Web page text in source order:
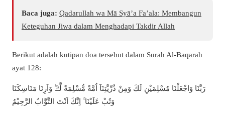
Baca juga: Qadarullah wa Mā Syā’a Fa’ala: Membangun
Keteguhan Jiwa dalam Menghadapi Takdir Allah
Berikut adalah kutipan doa tersebut dalam Surah Al-Baqarah
ayat 128:
رَبَّنَا وَاجْعَلْنَا مُسْلِمَيْنِ لَكَ وَمِنْ ذُرِّيَّتِنَآ اُمَّةً مُّسْلِمَةً لَّكَۖ وَاَرِنَا مَنَاسِكَنَا
وَتُبْ عَلَيْنَا ۚ اِنَّكَ اَنْتَ التَّوَّابُ الرَّحِيْمُ